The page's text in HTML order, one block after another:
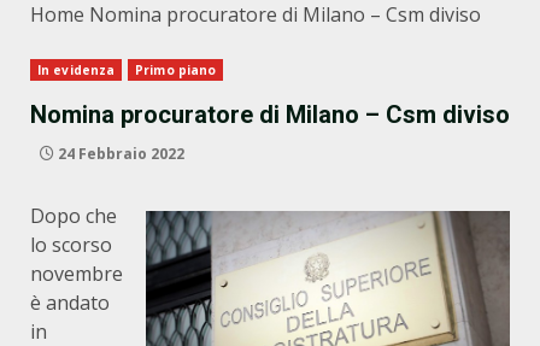
Home Nomina procuratore di Milano – Csm diviso
In evidenza Primo piano
Nomina procuratore di Milano – Csm diviso
24 Febbraio 2022
Dopo che
lo scorso
novembre
è andato
in